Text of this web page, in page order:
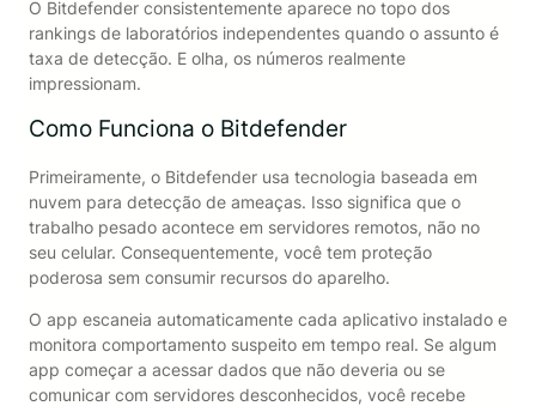
O Bitdefender consistentemente aparece no topo dos
rankings de laboratórios independentes quando o assunto é
taxa de detecção. E olha, os números realmente
impressionam.
Como Funciona o Bitdefender
Primeiramente, o Bitdefender usa tecnologia baseada em
nuvem para detecção de ameaças. Isso significa que o
trabalho pesado acontece em servidores remotos, não no
seu celular. Consequentemente, você tem proteção
poderosa sem consumir recursos do aparelho.
O app escaneia automaticamente cada aplicativo instalado e
monitora comportamento suspeito em tempo real. Se algum
app começar a acessar dados que não deveria ou se
comunicar com servidores desconhecidos, você recebe